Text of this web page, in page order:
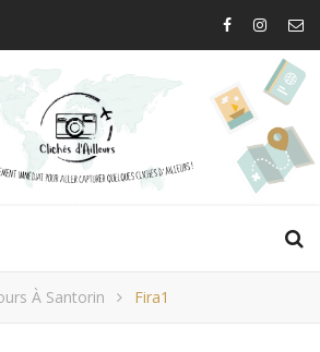
À Santorin Fira1